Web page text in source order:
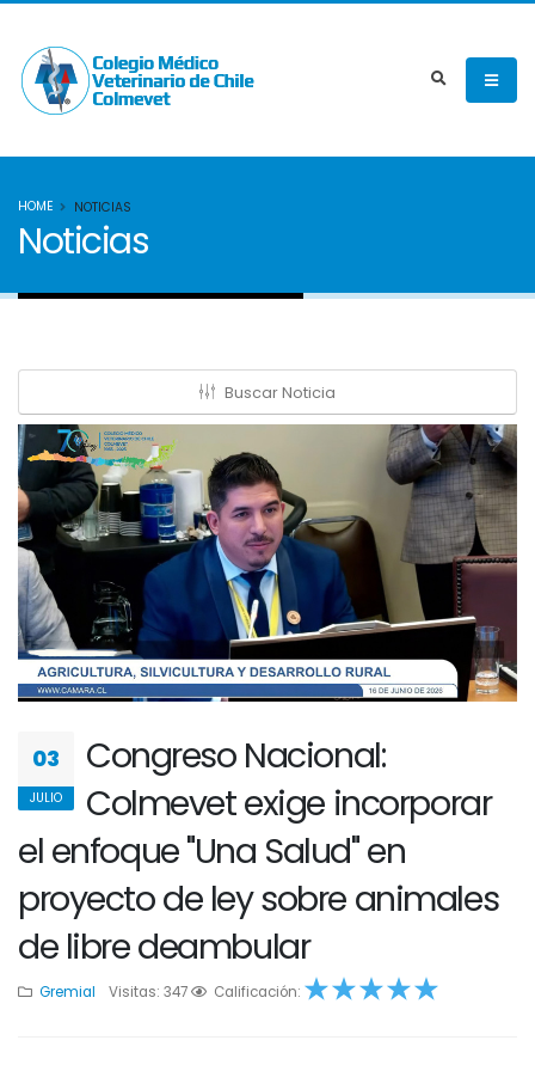
HOME NOTICIAS
Noticias
Buscar Noticia
03
JULIO
Congreso Nacional:
Colmevet exige incorporar
el enfoque "Una Salud" en
proyecto de ley sobre animales
de libre deambular
Gremial Visitas: 347 Calificación:
1 2 3 4 5